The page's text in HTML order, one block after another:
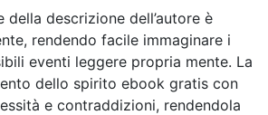
della descrizione dell’autore è
rendendo facile immaginare i
eventi leggere propria mente. La
dello spirito ebook gratis con
e contraddizioni, rendendola